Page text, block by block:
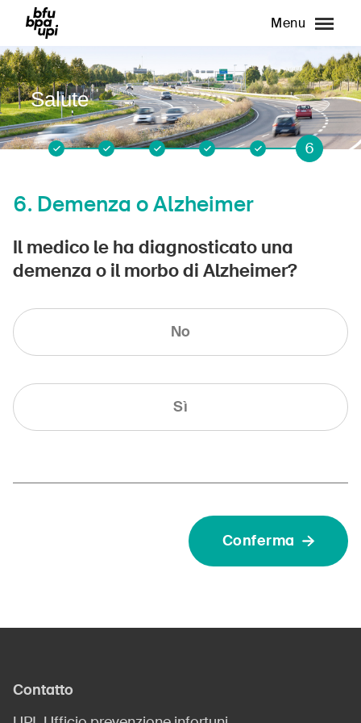
Menu
Salute
1 2 3 4 5 6
6. Demenza o Alzheimer
Il medico le ha diagnosticato una
demenza o il morbo di Alzheimer?
No
Sì
Conferma
Contatto